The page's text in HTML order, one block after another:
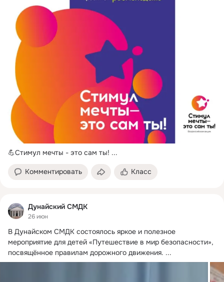
💪Стимул мечты - это сам ты! ...
Комментировать Класс
Дунайский СМДК
26 июн
В Дунайском СМДК состоялось яркое и полезное
мероприятие для детей «Путешествие в мир безопасности»,
посвящённое правилам дорожного движения. ...